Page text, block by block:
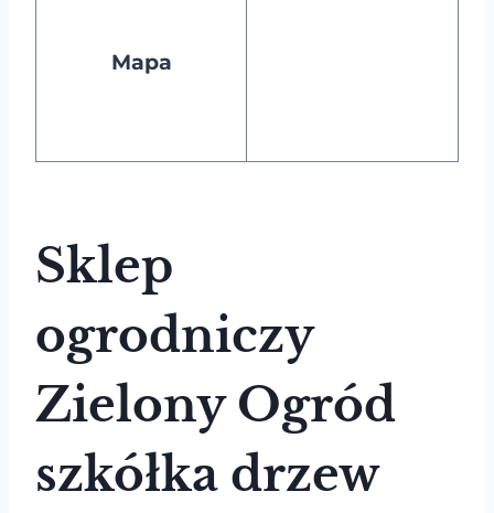
Mapa
Sklep
ogrodniczy
Zielony Ogród
szkółka drzew